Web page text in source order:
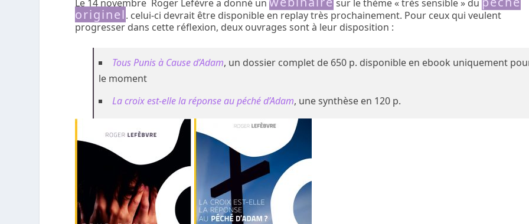
Le 14 novembre Roger Lefèvre a donné un sur le thème « très sensible » du
originel. celui-ci devrait être disponible en replay très prochainement. Pour ceux qui veulent
progresser dans cette réflexion, deux ouvrages sont à leur disposition :
Tous Punis à Cause d’Adam, un dossier complet de 650 p. disponible en ebook uniquement
le moment
La croix est-elle la réponse au péché d’Adam, une synthèse en 120 p.